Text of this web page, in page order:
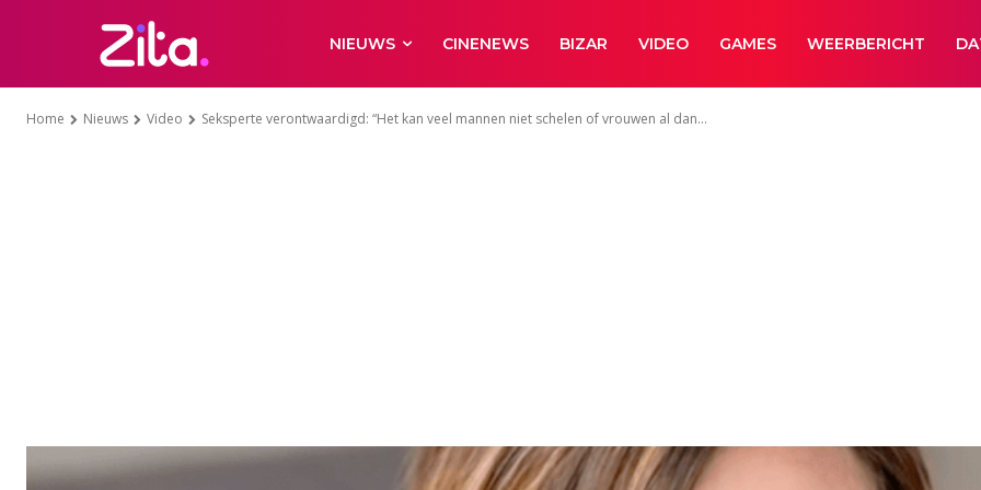
NIEUWS CINENEWS BIZAR VIDEO GAMES WEERBERICHT
Home Nieuws Video Seksperte verontwaardigd: “Het kan veel mannen niet schelen of vrouwen al dan...